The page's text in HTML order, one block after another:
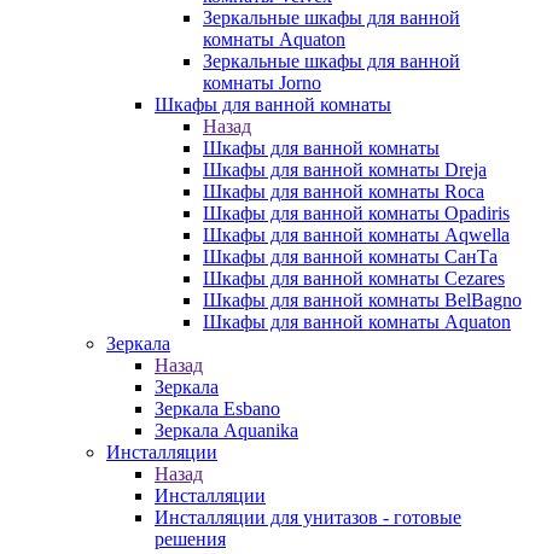
Зеркальные шкафы для ванной
комнаты Aquaton
Зеркальные шкафы для ванной
комнаты Jorno
Шкафы для ванной комнаты
Назад
Шкафы для ванной комнаты
Шкафы для ванной комнаты Dreja
Шкафы для ванной комнаты Roca
Шкафы для ванной комнаты Opadiris
Шкафы для ванной комнаты Aqwella
Шкафы для ванной комнаты СанТа
Шкафы для ванной комнаты Cezares
Шкафы для ванной комнаты BelBagno
Шкафы для ванной комнаты Aquaton
Зеркала
Назад
Зеркала
Зеркала Esbano
Зеркала Aquanika
Инсталляции
Назад
Инсталляции
Инсталляции для унитазов - готовые
решения